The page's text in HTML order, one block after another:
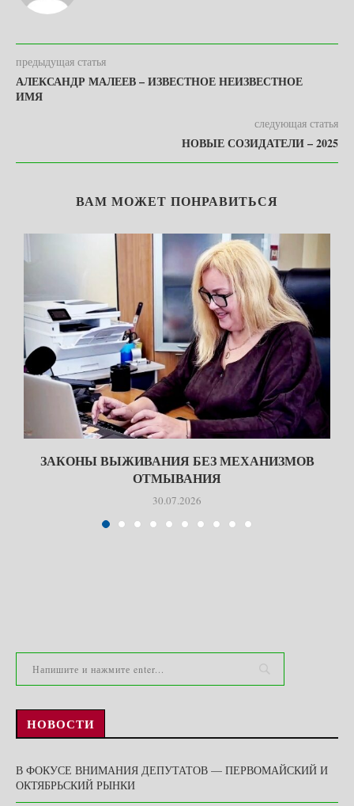
предыдущая статья
АЛЕКСАНДР МАЛЕЕВ – ИЗВЕСТНОЕ НЕИЗВЕСТНОЕ
ИМЯ
следующая статья
НОВЫЕ СОЗИДАТЕЛИ – 2025
ВАМ МОЖЕТ ПОНРАВИТЬСЯ
ЗАКОНЫ ВЫЖИВАНИЯ БЕЗ МЕХАНИЗМОВ
ОТМЫВАНИЯ
30.07.2026
НОВОСТИ
В ФОКУСЕ ВНИМАНИЯ ДЕПУТАТОВ — ПЕРВОМАЙСКИЙ И
ОКТЯБРЬСКИЙ РЫНКИ